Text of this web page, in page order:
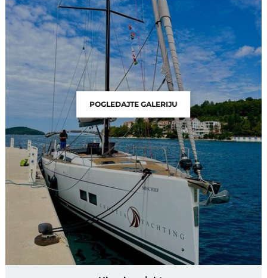
POGLEDAJTE GALERIJU